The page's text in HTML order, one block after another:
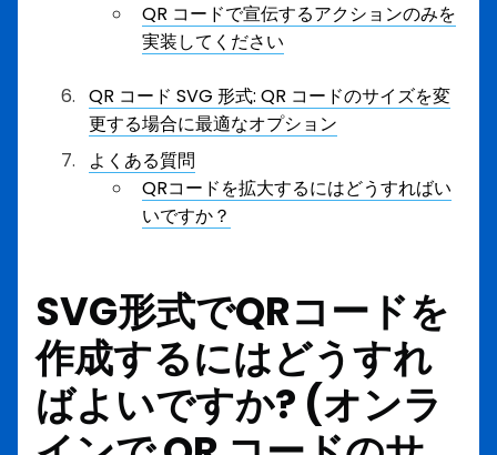
QR コードで宣伝するアクションのみを
実装してください
QR コード SVG 形式: QR コードのサイズを変
更する場合に最適なオプション
よくある質問
QRコードを拡大するにはどうすればい
いですか？
SVG形式でQRコードを
作成するにはどうすれ
ばよいですか? (オンラ